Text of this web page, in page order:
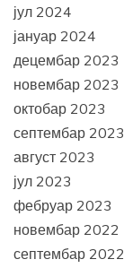
јул 2024
јануар 2024
децембар 2023
новембар 2023
октобар 2023
септембар 2023
август 2023
јул 2023
фебруар 2023
новембар 2022
септембар 2022